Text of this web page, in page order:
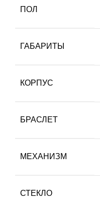
ПОЛ
ГАБАРИТЫ
КОРПУС
БРАСЛЕТ
МЕХАНИЗМ
СТЕКЛО